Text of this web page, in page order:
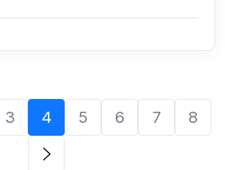
3 4 5 6 7 8